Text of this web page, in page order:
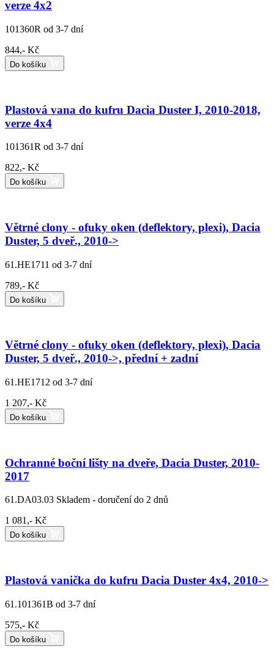
verze 4x2
101360R od 3-7 dní
844,- Kč
Do košíku
Plastová vana do kufru Dacia Duster I, 2010-2018,
verze 4x4
101361R od 3-7 dní
822,- Kč
Do košíku
Větrné clony - ofuky oken (deflektory, plexi), Dacia
Duster, 5 dveř., 2010->
61.HE1711 od 3-7 dní
789,- Kč
Do košíku
Větrné clony - ofuky oken (deflektory, plexi), Dacia
Duster, 5 dveř., 2010->, přední + zadní
61.HE1712 od 3-7 dní
1 207,- Kč
Do košíku
Ochranné boční lišty na dveře, Dacia Duster, 2010-
2017
61.DA03.03 Skladem - doručení do 2 dnů
1 081,- Kč
Do košíku
Plastová vanička do kufru Dacia Duster 4x4, 2010->
61.101361B od 3-7 dní
575,- Kč
Do košíku